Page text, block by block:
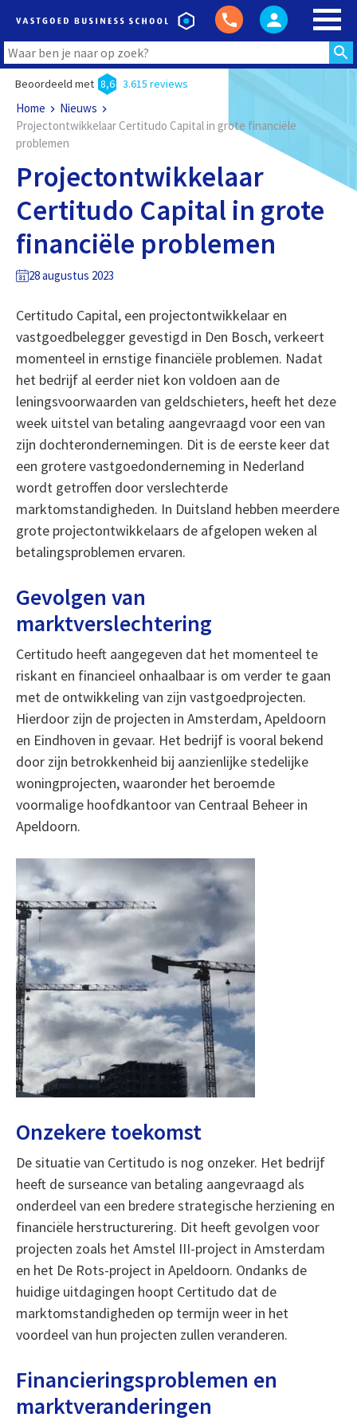
Beoordeeld met 8,6 3.615 reviews
Home
Nieuws
Projectontwikkelaar Certitudo Capital in grote financiële
problemen
Projectontwikkelaar
Certitudo Capital in grote
financiële problemen
28 augustus 2023
Certitudo Capital, een projectontwikkelaar en
vastgoedbelegger gevestigd in Den Bosch, verkeert
momenteel in ernstige financiële problemen. Nadat
het bedrijf al eerder niet kon voldoen aan de
leningsvoorwaarden van geldschieters, heeft het deze
week uitstel van betaling aangevraagd voor een van
zijn dochterondernemingen. Dit is de eerste keer dat
een grotere vastgoedonderneming in Nederland
wordt getroffen door verslechterde
marktomstandigheden. In Duitsland hebben meerdere
grote projectontwikkelaars de afgelopen weken al
betalingsproblemen ervaren.
Gevolgen van
marktverslechtering
Certitudo heeft aangegeven dat het momenteel te
riskant en financieel onhaalbaar is om verder te gaan
met de ontwikkeling van zijn vastgoedprojecten.
Hierdoor zijn de projecten in Amsterdam, Apeldoorn
en Eindhoven in gevaar. Het bedrijf is vooral bekend
door zijn betrokkenheid bij aanzienlijke stedelijke
woningprojecten, waaronder het beroemde
voormalige hoofdkantoor van Centraal Beheer in
Apeldoorn.
Onzekere toekomst
De situatie van Certitudo is nog onzeker. Het bedrijf
heeft de surseance van betaling aangevraagd als
onderdeel van een bredere strategische herziening en
financiële herstructurering. Dit heeft gevolgen voor
projecten zoals het Amstel III-project in Amsterdam
en het De Rots-project in Apeldoorn. Ondanks de
huidige uitdagingen hoopt Certitudo dat de
marktomstandigheden op termijn weer in het
voordeel van hun projecten zullen veranderen.
Financieringsproblemen en
marktveranderingen